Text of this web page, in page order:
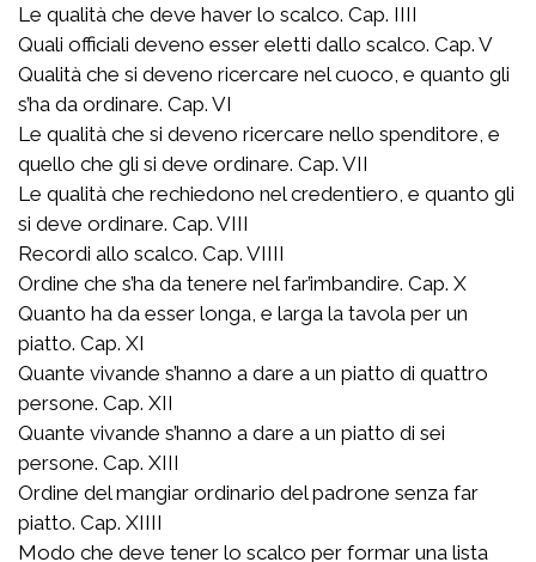
Le qualità che deve haver lo scalco. Cap. IIII
Quali officiali deveno esser eletti dallo scalco. Cap. V
Qualità che si deveno ricercare nel cuoco, e quanto gli
s’ha da ordinare. Cap. VI
Le qualità che si deveno ricercare nello spenditore, e
quello che gli si deve ordinare. Cap. VII
Le qualità che rechiedono nel credentiero, e quanto gli
si deve ordinare. Cap. VIII
Recordi allo scalco. Cap. VIIII
Ordine che s’ha da tenere nel far’imbandire. Cap. X
Quanto ha da esser longa, e larga la tavola per un
piatto. Cap. XI
Quante vivande s’hanno a dare a un piatto di quattro
persone. Cap. XII
Quante vivande s’hanno a dare a un piatto di sei
persone. Cap. XIII
Ordine del mangiar ordinario del padrone senza far
piatto. Cap. XIIII
Modo che deve tener lo scalco per formar una lista